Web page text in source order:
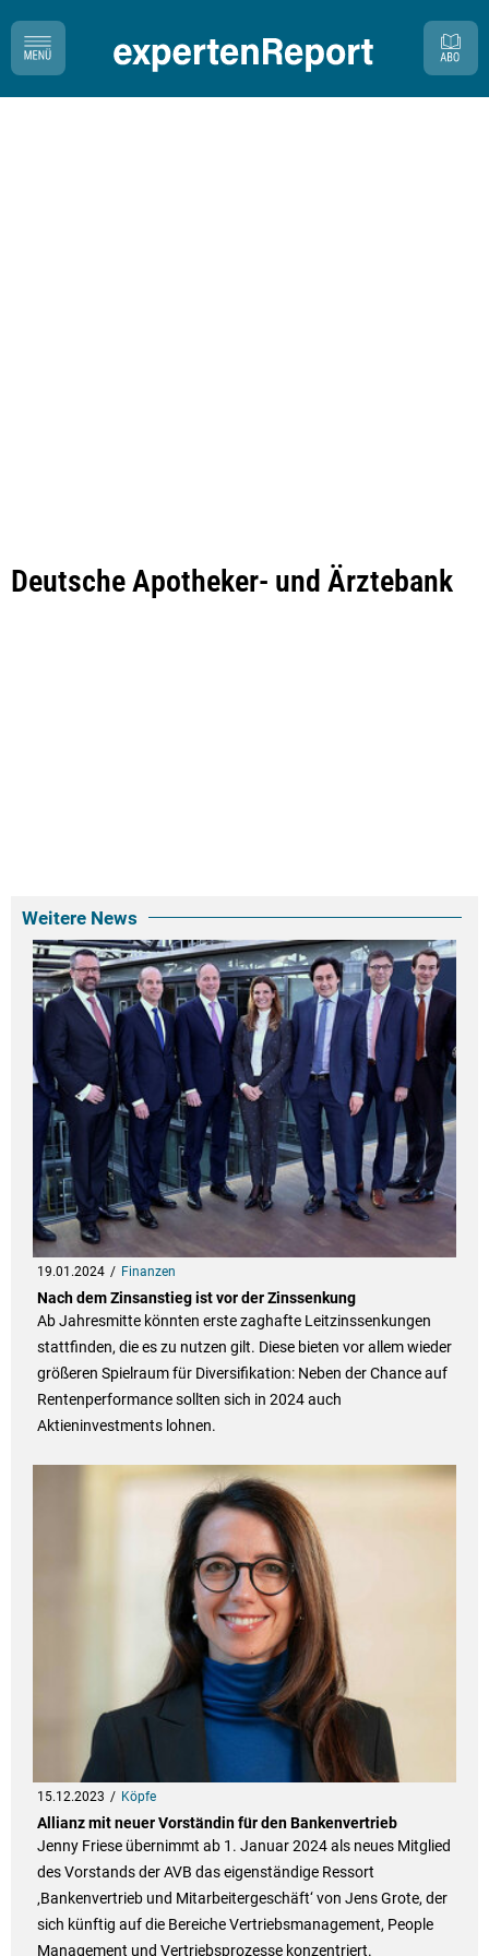
Deutsche Apotheker- und Ärztebank
Weitere News
19.01.2024 Finanzen
Nach dem Zinsanstieg ist vor der Zinssenkung
Ab Jahresmitte könnten erste zaghafte Leitzinssenkungen
stattfinden, die es zu nutzen gilt. Diese bieten vor allem wieder
größeren Spielraum für Diversifikation: Neben der Chance auf
Rentenperformance sollten sich in 2024 auch
Aktieninvestments lohnen.
15.12.2023 Köpfe
Allianz mit neuer Vorständin für den Bankenvertrieb
Jenny Friese übernimmt ab 1. Januar 2024 als neues Mitglied
des Vorstands der AVB das eigenständige Ressort
‚Bankenvertrieb und Mitarbeitergeschäft‘ von Jens Grote, der
sich künftig auf die Bereiche Vertriebsmanagement, People
Management und Vertriebsprozesse konzentriert.